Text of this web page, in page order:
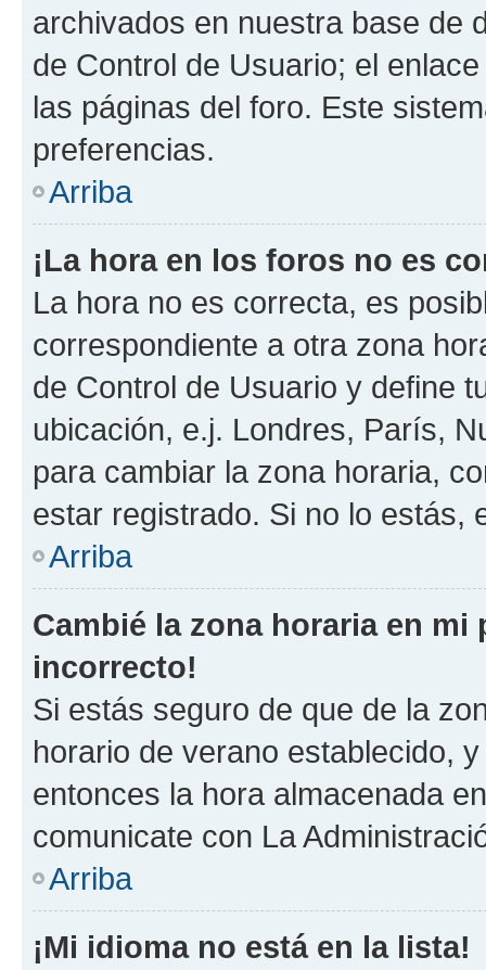
archivados en nuestra base de
de Control de Usuario; el
las páginas del foro. Este
preferencias.
Arriba
¡La hora en los foros no es
La hora no es correcta, es
correspondiente a otra zona
de Control de Usuario y define
ubicación, e.j. Londres, París,
para cambiar la zona horaria,
estar registrado. Si no lo estás,
Arriba
Cambié la zona horaria en
incorrecto!
Si estás seguro de que de la
horario de verano establecido,
entonces la hora almacenada
comunicate con La
Arriba
¡Mi idioma no está en la lista!